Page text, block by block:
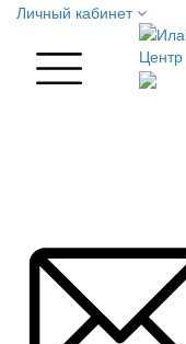
Личный кабинет